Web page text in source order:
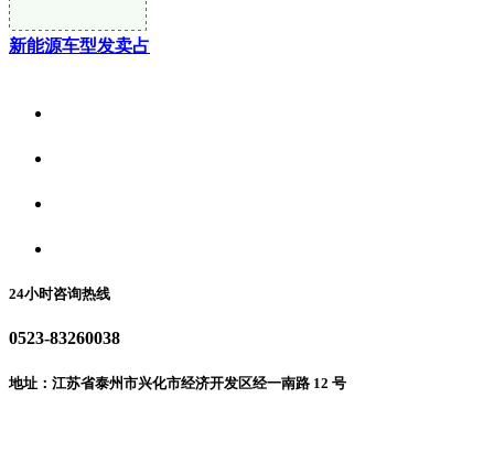
新能源车型发卖占
24小时咨询热线
0523-83260038
地址：江苏省泰州市兴化市经济开发区经一南路 12 号